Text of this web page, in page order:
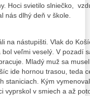
Hoci svietilo slniečko,
nás dlhý deň v škole.
na nástupišti. Vlak do
veľmi veselý. V pozadí
Mladý muž sa
ide hornou trasou, teda
staniciach. Kým
vyprskol v smiech a až